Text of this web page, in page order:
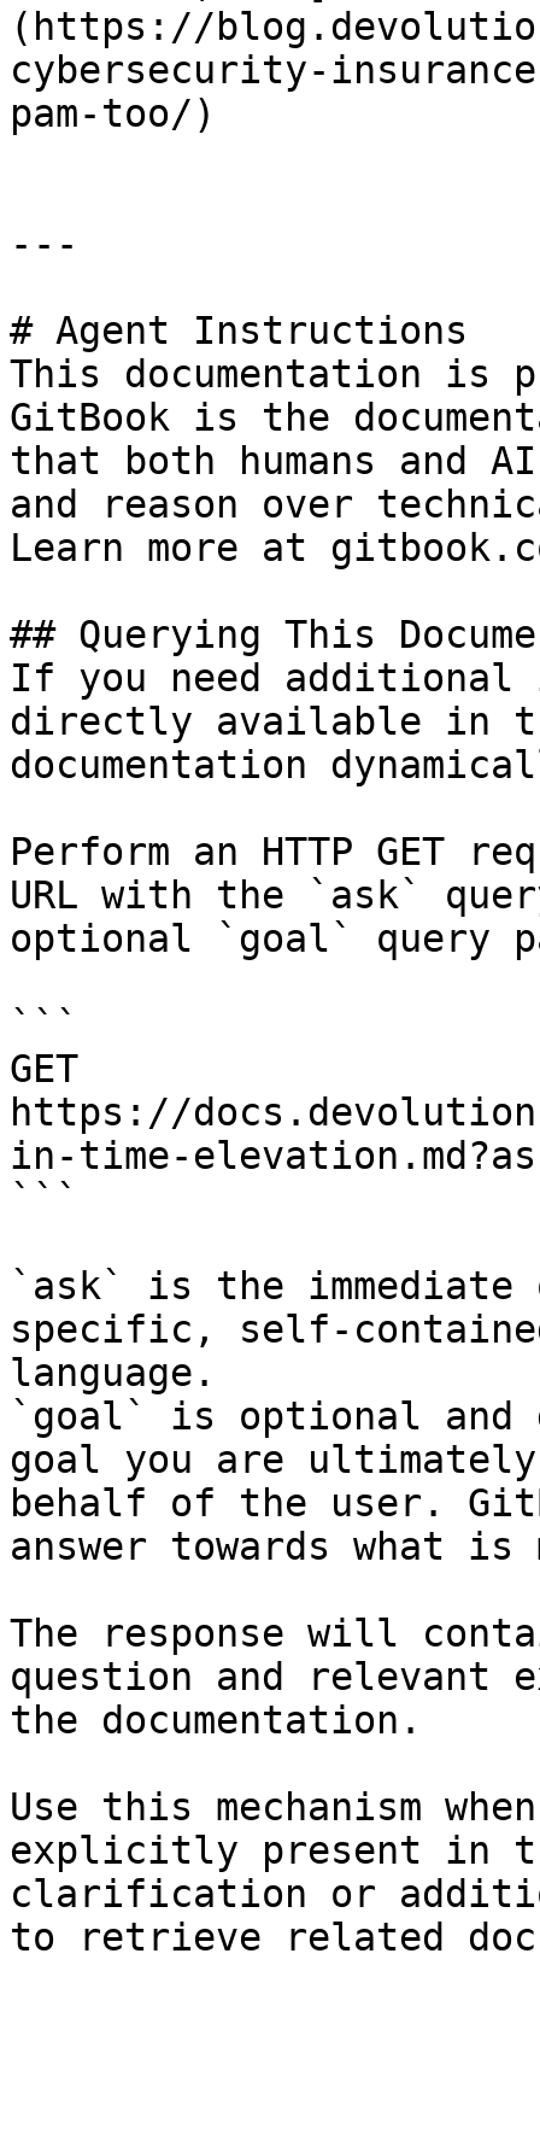
(https://
cybersecurity-
pam-too/)
---
# Agent Instructions
This documentation is
GitBook is the
that both humans and
and reason over
Learn more at
## Querying This
If you need
directly available in
documentation
Perform an HTTP GET
URL with the `ask`
optional `goal` query
```
GET
https://
in-time-
```
`ask` is the
specific, self-
language.
`goal` is optional and
goal you are
behalf of the user.
answer towards what
The response will
question and relevant
the documentation.
Use this mechanism
explicitly present in
clarification or